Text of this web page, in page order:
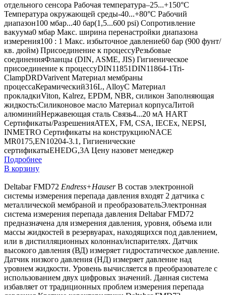
отдельного сенсора Рабочая температура–25...+150°C
Температура окружающей среды-40...+80°C Рабочий
диапазон100 мбар...40 бар(1,5...600 psi) Сопротивление
вакуума0 мбар Макс. ширина перенастройки диапазона
измерения100 : 1 Макс. избыточное давление60 бар (900 фунт/
кв. дюйм) Присоединение к процессуРезьбовые
соединенияФланцы (DIN, ASME, JIS) Гигиеническое
присоединение к процессуDIN11851DIN11864-1Tri-
ClampDRDVarivent Материал мембраны
процессаКерамический316L, AlloyC Материал
прокладкиViton, Kalrez, EPDM, NBR, силикон Заполняющая
жидкость:Силиконовое масло Материал корпусаЛитой
алюминийНержавеющая сталь Связь4...20 мА HART
Сертификаты/РазрешенияATEX, FM, CSA, IECEx, NEPSI,
INMETRO Сертификаты на конструкциюNACE
MR0175,EN10204-3.1, Гигиенические
сертификатыEHEDG,3A Цену назовет менеджер
Подробнее
В корзину
Deltabar FMD72 Endress+Hauser В состав электронной
системы измерения перепада давления входят 2 датчика с
металлической мембраной и преобразовательЭлектронная
система измерения перепада давления Deltabar FMD72
предназначена для измерения давления, уровня, объема или
массы жидкостей в резервуарах, находящихся под давлением,
или в дистилляционных колоннах/испарителях. Датчик
высокого давления (ВД) измеряет гидростатическое давление.
Датчик низкого давления (НД) измеряет давление над
уровнем жидкости. Уровень вычисляется в преобразователе с
использованием двух цифровых значений. Данная система
избавляет от традиционных проблем измерения перепада